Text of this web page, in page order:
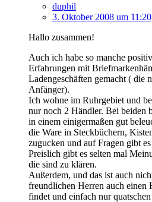
duphil
3. Oktober 2008 um 11:20
Hallo zusammen!
Auch ich habe so manche
Erfahrungen mit
Ladengeschäften gemacht ( die
Anfänger).
Ich wohne im Ruhrgebiet und
nur noch 2 Händler. Bei beiden
in einem einigermaßen gut
die Ware in Steckbüchern,
zugucken und auf Fragen gibt
Preislich gibt es selten mal
die sind zu klären.
Außerdem, und das ist auch
freundlichen Herren auch einen
findet und einfach nur